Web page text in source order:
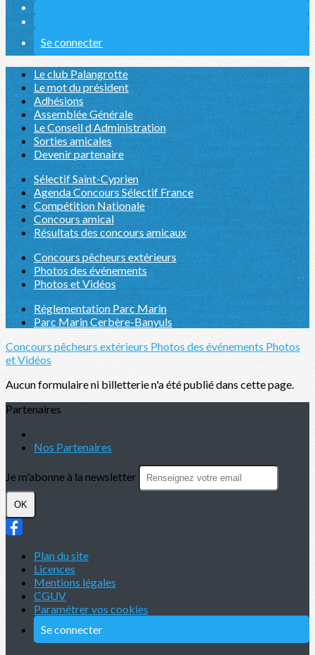
Se connecter
Le club Palangrotte
Le mot du président
Adhésions
Assemblée Générale
Le Conseil d Administration
Sorties amicales
Devenir partenaire
Sélectif Saint-Cyprien
Agenda Concours Sélectif France
Compétition Nationale
Concours amical
Résultats des concours amicaux
Concours pêcheurs extérieurs
Photos des événements
Photos et Vidéos
Réglementation Parc Marin
Parc Marin Cerbère-Banyuls
Concours pêcheurs extérieurs Photos des événements Photos
et Vidéos
Aucun formulaire ni billetterie n'a été publié dans cette page.
Partenaires
Nos Partenaires
Je m'abonne à la newsletter
OK
Plan du site
Licences
Mentions légales
CGUV
Paramétrer vos cookies
Se connecter